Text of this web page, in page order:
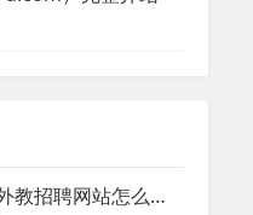
聘外网这个外教招聘网站怎么样？